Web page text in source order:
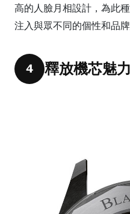
高的人臉月相設計，為此
注入與眾不同的個性和品牌
4 釋放機芯魅力